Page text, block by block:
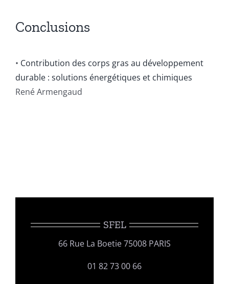
Conclusions
• Contribution des corps gras au développement
durable : solutions énergétiques et chimiques
René Armengaud
SFEL
66 Rue La Boetie 75008 PARIS
01 82 73 00 66